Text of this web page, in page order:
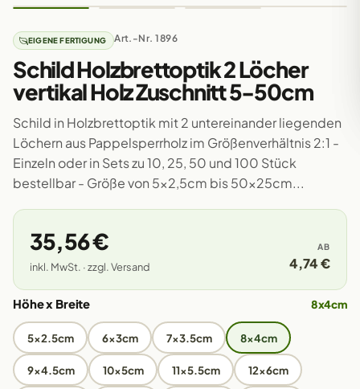
EIGENE FERTIGUNG Art.-Nr. 1896
Schild Holzbrettoptik 2 Löcher
vertikal Holz Zuschnitt 5-50cm
Schild in Holzbrettoptik mit 2 untereinander liegenden
Löchern aus Pappelsperrholz im Größenverhältnis 2:1 -
Einzeln oder in Sets zu 10, 25, 50 und 100 Stück
bestellbar - Größe von 5x2,5cm bis 50x25cm...
35,56 €
inkl. MwSt. · zzgl. Versand
AB
4,74 €
Höhe x Breite 8x4cm
5x2.5cm 6x3cm 7x3.5cm 8x4cm
9x4.5cm 10x5cm 11x5.5cm 12x6cm